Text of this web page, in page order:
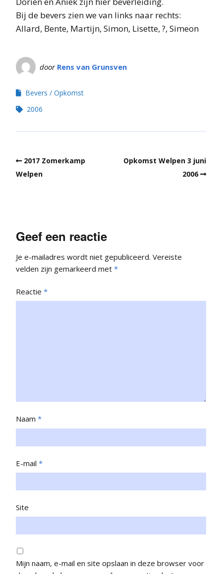
Bij de bevers zien we van links naar rechts:
Allard, Bente, Martijn, Simon, Lisette, ?, Simeon
door Rens van Grunsven
Bevers
Opkomst
2006
2017 Zomerkamp
Welpen
Opkomst Welpen 3 juni
2006
Geef een reactie
Je e-mailadres wordt niet gepubliceerd. Vereiste
velden zijn gemarkeerd met *
Reactie *
Naam *
E-mail *
Site
Mijn naam, e-mail en site opslaan in deze browser voor